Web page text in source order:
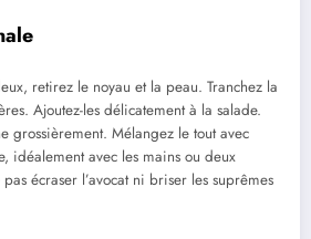
retirez le noyau et la peau. Tranchez la
Ajoutez-les délicatement à la salade.
grossièrement. Mélangez le tout avec
idéalement avec les mains ou deux
écraser l’avocat ni briser les suprêmes